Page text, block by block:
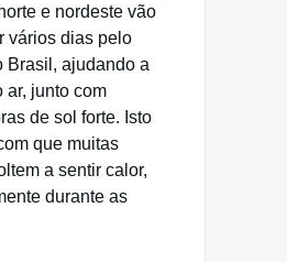
e nordeste vão
vários dias pelo
Brasil, ajudando a
ar, junto com
de sol forte. Isto
que muitas
a sentir calor,
durante as